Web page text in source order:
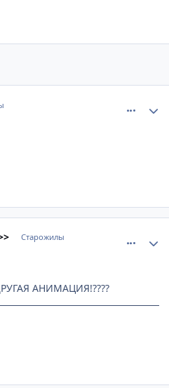
Старожилы
АНИМАЦИЯ!????